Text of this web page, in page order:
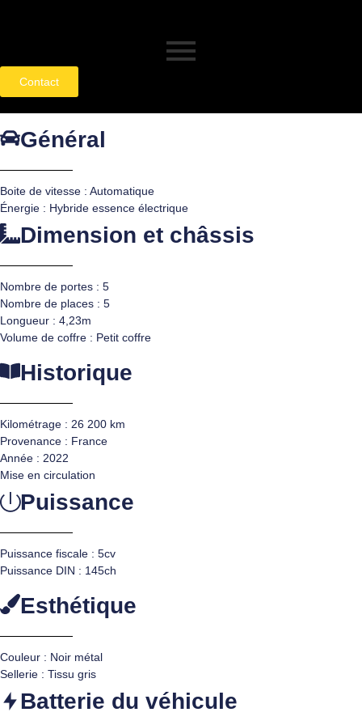
Contact
Général
Boite de vitesse : Automatique
Énergie : Hybride essence électrique
Dimension et châssis
Nombre de portes : 5
Nombre de places : 5
Longueur : 4,23m
Volume de coffre : Petit coffre
Historique
Kilométrage : 26 200 km
Provenance : France
Année : 2022
Mise en circulation
Puissance
Puissance fiscale : 5cv
Puissance DIN : 145ch
Esthétique
Couleur : Noir métal
Sellerie : Tissu gris
Batterie du véhicule